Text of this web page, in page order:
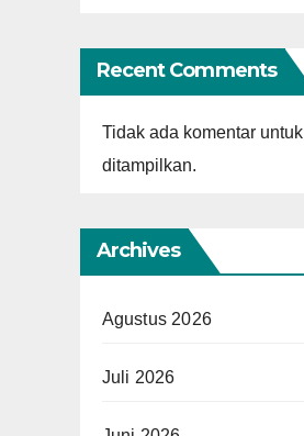
Recent Comments
Tidak ada komentar untuk
ditampilkan.
Archives
Agustus 2026
Juli 2026